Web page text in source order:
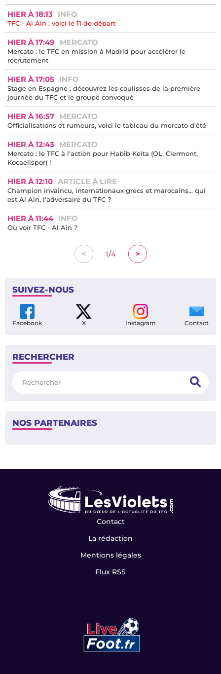
HIER À 18:13 INFO
TFC - Al Ain : voici le 11 de départ
HIER À 17:49 MERCATO
Mercato : le TFC en mission à Madrid pour accélérer le
recrutement
HIER À 17:05 INFO
Stage en Espagne : découvrez les coulisses de la première
journée du TFC et le groupe convoqué
HIER À 16:57 MERCATO
Officialisations et rumeurs, voici le tableau du mercato d'été
HIER À 12:43 MERCATO
Mercato : le TFC à l'action pour Habib Keïta (OL, Clermont,
Kocaelispor) !
HIER À 12:10 ARTICLE À LIRE
Champion invaincu, internationaux grecs et marocains… qui
est Al Ain, l'adversaire du TFC ?
HIER À 11:44 INFO
Où voir TFC - Al Ain ?
< 1/4 >
SUIVEZ-NOUS
Facebook X Instagram Contact
RECHERCHER
NOS PARTENAIRES
Contact
La rédaction
Mentions légales
Flux RSS